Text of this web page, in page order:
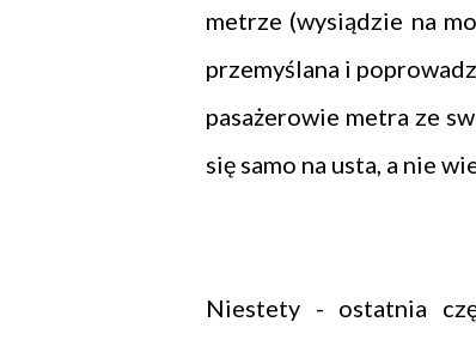
metrze (wysiądzie na
przemyślana i
pasażerowie metra ze
się samo na usta, a nie
Niestety - ostatnia